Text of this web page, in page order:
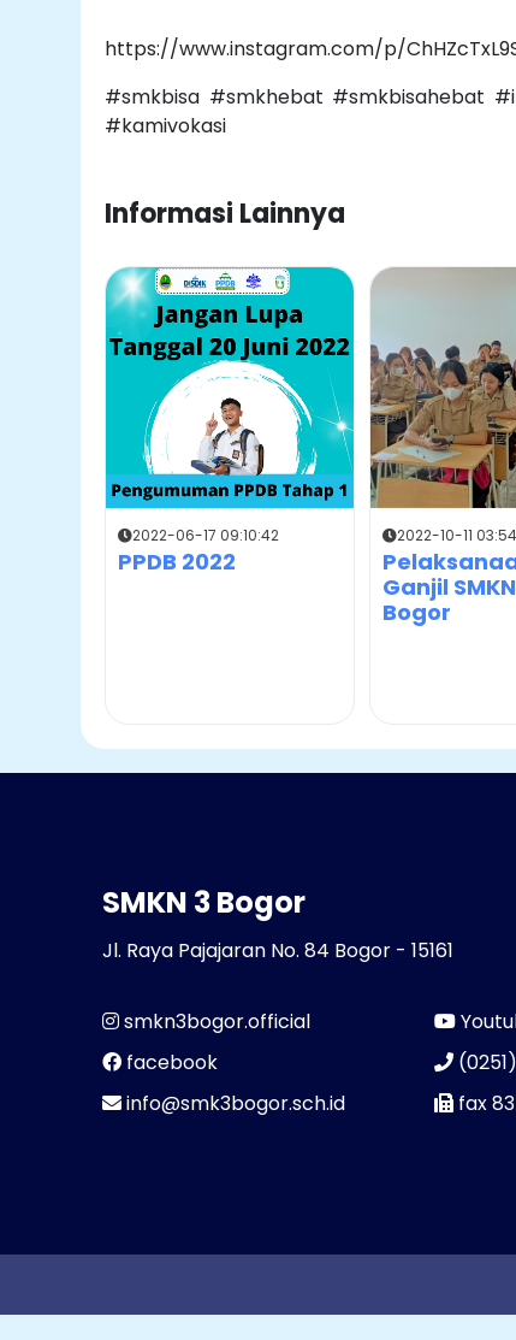
https://www.instagram.com/p/
#smkbisa #smkhebat #smkbisahebat
#kamivokasi
Informasi Lainnya
2022-06-17 09:10:42
PPDB 2022
2022-10-11
Ganjil
Bogor
SMKN 3 Bogor
Jl. Raya Pajajaran No. 84 Bogor - 15161
smkn3bogor.official
facebook
info@smk3bogor.sch.id
fax